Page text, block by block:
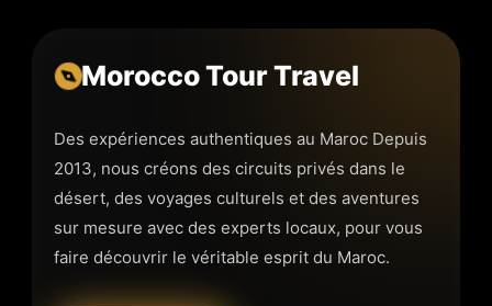
Morocco Tour Travel
Des expériences authentiques au Maroc Depuis
2013, nous créons des circuits privés dans le
désert, des voyages culturels et des aventures
sur mesure avec des experts locaux, pour vous
faire découvrir le véritable esprit du Maroc.